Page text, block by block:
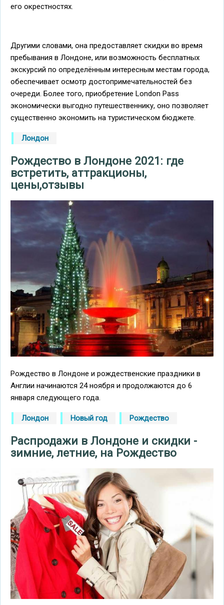
его окрестностях.
Другими словами, она предоставляет скидки во время
пребывания в Лондоне, или возможность бесплатных
экскурсий по определённым интересным местам города,
обеспечивает осмотр достопримечательностей без
очереди. Более того, приобретение London Pass
экономически выгодно путешественнику, оно позволяет
существенно экономить на туристическом бюджете.
Лондон
Рождество в Лондоне 2021: где
встретить, аттракционы,
цены,отзывы
Рождество в Лондоне и рождественские праздники в
Англии начинаются 24 ноября и продолжаются до 6
января следующего года.
Лондон Новый год Рождество
Распродажи в Лондоне и скидки -
зимние, летние, на Рождество